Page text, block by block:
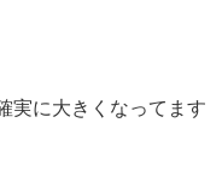
実に大きくなってます